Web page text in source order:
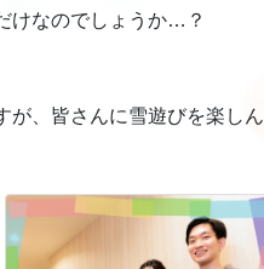
けなのでしょうか…？
が、皆さんに雪遊びを楽しん